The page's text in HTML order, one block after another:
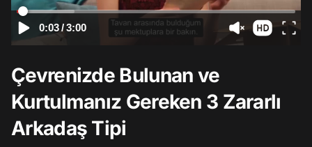
0:03/3:00
Çevrenizde Bulunan ve
Kurtulmanız Gereken 3 Zararlı
Arkadaş Tipi